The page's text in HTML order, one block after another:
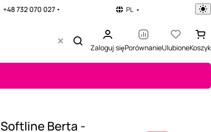
+48 732 070 027 PL
Zaloguj sięPorównanieUlubioneKoszyk
Softline Berta -